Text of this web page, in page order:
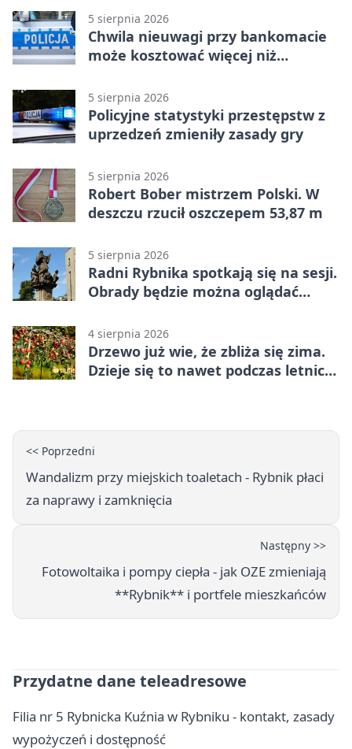
5 sierpnia 2026
Chwila nieuwagi przy bankomacie
może kosztować więcej niż
5 sierpnia 2026
Policyjne statystyki przestępstw z
uprzedzeń zmieniły zasady gry
5 sierpnia 2026
Robert Bober mistrzem Polski. W
deszczu rzucił oszczepem 53,87 m
5 sierpnia 2026
Radni Rybnika spotkają się na sesji.
Obrady będzie można oglądać
4 sierpnia 2026
Drzewo już wie, że zbliża się zima.
Dzieje się to nawet podczas letnich
<< Poprzedni
Wandalizm przy miejskich toaletach - Rybnik płaci
za naprawy i zamknięcia
Następny >>
Fotowoltaika i pompy ciepła - jak OZE zmieniają
**Rybnik** i portfele mieszkańców
Przydatne dane teleadresowe
Filia nr 5 Rybnicka Kuźnia w Rybniku - kontakt, zasady
wypożyczeń i dostępność